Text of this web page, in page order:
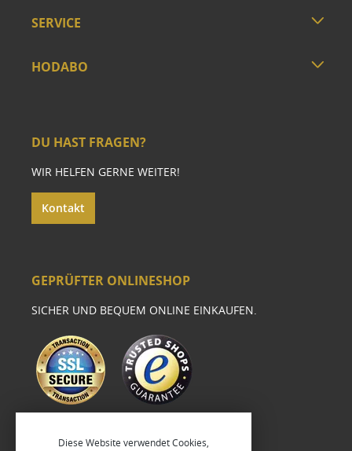
SERVICE
HODABO
DU HAST FRAGEN?
WIR HELFEN GERNE WEITER!
Kontakt
GEPRÜFTER ONLINESHOP
SICHER UND BEQUEM ONLINE EINKAUFEN.
Diese Website verwendet Cookies,